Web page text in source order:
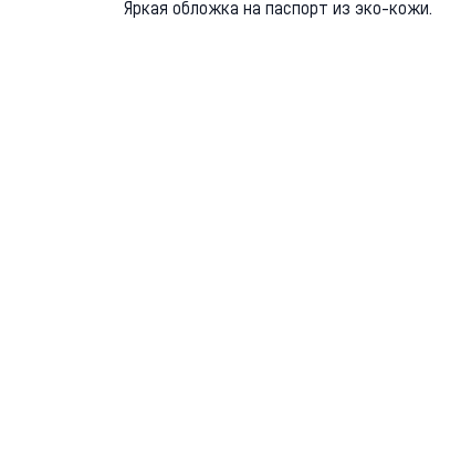
Яркая обложка на паспорт из эко-кожи.